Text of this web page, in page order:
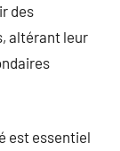
des
altérant leur
est essentiel